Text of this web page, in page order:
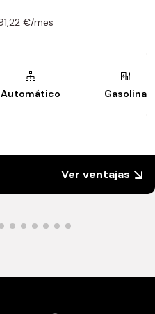
Desde 391,22 €/mes
Automático Gasolina
Ver ventajas